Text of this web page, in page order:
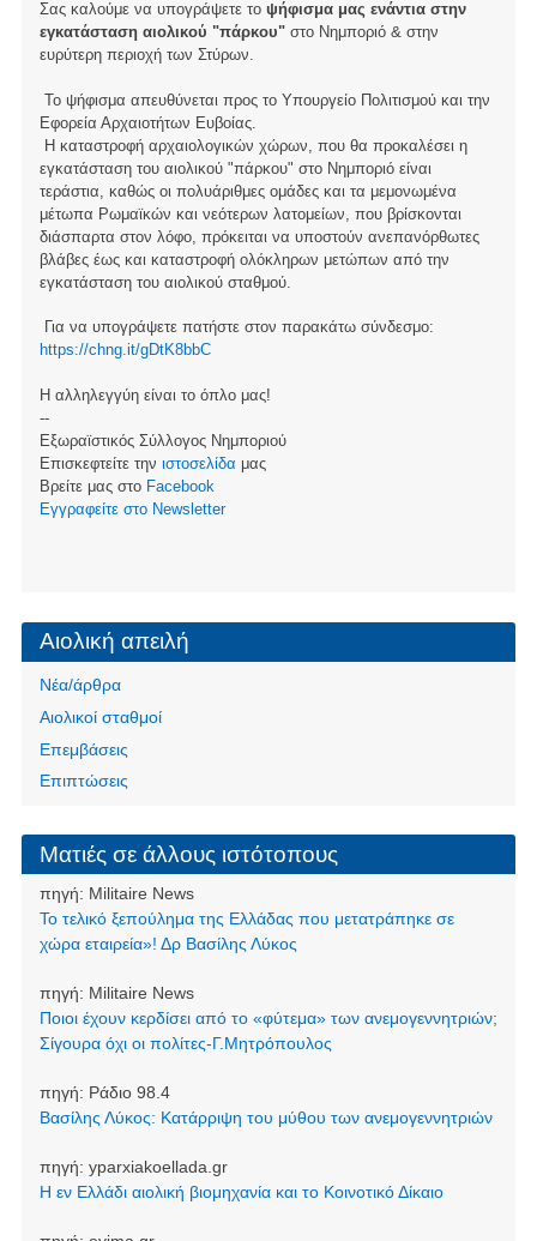
Σας καλούμε να υπογράψετε το ψήφισμα μας ενάντια στην
εγκατάσταση αιολικού "πάρκου"στο Νημποριό & στην
ευρύτερη περιοχή των Στύρων.
Το ψήφισμα απευθύνεται προς το Υπουργείο Πολιτισμού και την
Εφορεία Αρχαιοτήτων Ευβοίας.
Η καταστροφή αρχαιολογικών χώρων, που θα προκαλέσει η
εγκατάσταση του αιολικού "πάρκου" στο Νημποριό είναι
τεράστια, καθώς οι πολυάριθμες ομάδες και τα μεμονωμένα
μέτωπα Ρωμαϊκών και νεότερων λατομείων, που βρίσκονται
διάσπαρτα στον λόφο, πρόκειται να υποστούν ανεπανόρθωτες
βλάβες έως και καταστροφή ολόκληρων μετώπων από την
εγκατάσταση του αιολικού σταθμού.
Για να υπογράψετε πατήστε στον παρακάτω σύνδεσμο:
https://chng.it/gDtK8bbC
Η αλληλεγγύη είναι το όπλο μας!
--
Εξωραϊστικός Σύλλογος Νημποριού
Επισκεφτείτε την ιστοσελίδα μας
Βρείτε μας στο Facebook
Eγγραφείτε στο Newsletter
Αιολική απειλή
Νέα/άρθρα
Αιολικοί σταθμοί
Επεμβάσεις
Επιπτώσεις
Ματιές σε άλλους ιστότοπους
πηγή: Militaire News
Το τελικό ξεπούλημα της Ελλάδας που μετατράπηκε σε
χώρα εταιρεία»! Δρ Βασίλης Λύκος
πηγή: Militaire News
Ποιοι έχουν κερδίσει από το «φύτεμα» των ανεμογεννητριών;
Σίγουρα όχι οι πολίτες-Γ.Μητρόπουλος
πηγή: Ράδιο 98.4
Βασίλης Λύκος: Κατάρριψη του μύθου των ανεμογεννητριών
πηγή: yparxiakoellada.gr
Η εν Ελλάδι αιολική βιομηχανία και το Κοινοτικό Δίκαιο